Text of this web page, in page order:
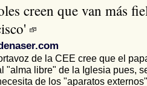
creen que van más
de la CEE cree que el
"alma libre" de la Iglesia pues,
de los "aparatos